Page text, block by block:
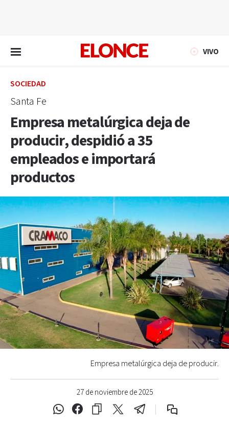
VIVO
SOCIEDAD
Santa Fe
Empresa metalúrgica deja de
producir, despidió a 35
empleados e importará
productos
27 de noviembre de 2025
Empresa metalúrgica deja de producir.